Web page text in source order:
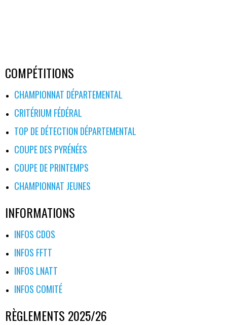
COMPÉTITIONS
CHAMPIONNAT DÉPARTEMENTAL
CRITÉRIUM FÉDÉRAL
TOP DE DÉTECTION DÉPARTEMENTAL
COUPE DES PYRÉNÉES
COUPE DE PRINTEMPS
CHAMPIONNAT JEUNES
INFORMATIONS
INFOS CDOS
INFOS FFTT
INFOS LNATT
INFOS COMITÉ
RÈGLEMENTS 2025/26